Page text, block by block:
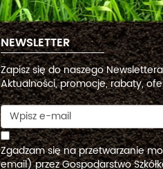
NEWSLETTER
Zapisz się do naszego
Aktualności, promocje, rabaty,
Zgadzam się na przetwarzanie
email) przez Gospodarstwo